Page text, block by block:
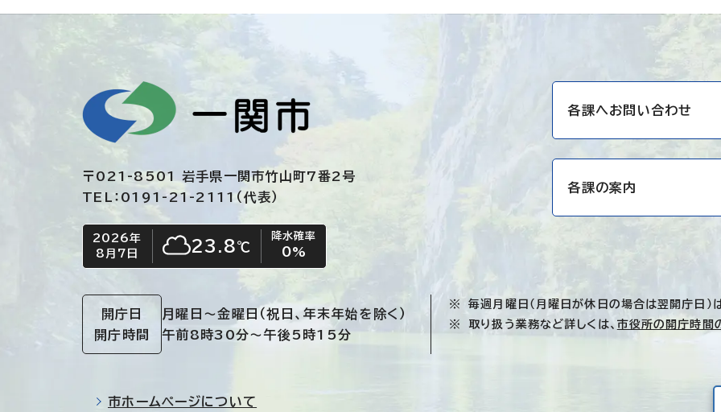
〒021-8501 岩手県一関市竹山町7番2号
TEL：0191-21-2111（代表）
今日の日付
2026年
8月7日
今日の天気
くもり
23.8℃
降水確率
0%
各課へお問い合わせ
各課の案内
開庁日
開庁時間
月曜日～金曜日 （祝日、年末年始を除く）
午前8時30分～午後5時15分
毎週月曜日（月曜日が休日の場合は翌開庁日）
取り扱う業務など詳しくは、 市役所の開庁時間
市ホームページについて